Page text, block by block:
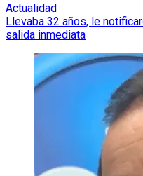
Actualidad
Llevaba 32 años, le
salida inmediata